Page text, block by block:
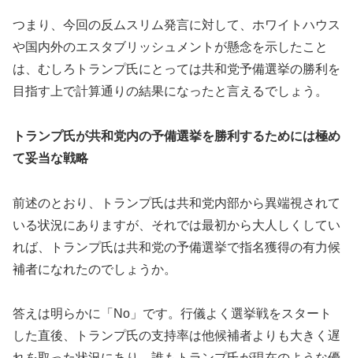
つまり、今回の反ムスリム発言に対して、ホワイトハウス
や国内外のエスタブリッシュメントが懸念を示したこと
は、むしろトランプ氏にとっては共和党予備選挙の勝利を
目指す上で計算通りの結果になったと言えるでしょう。
トランプ氏が共和党内の予備選挙を勝利するためには極め
て妥当な戦略
前述のとおり、トランプ氏は共和党内部から異端視されて
いる状況にありますが、それでは最初から大人しくしてい
れば、トランプ氏は共和党の予備選挙で指名獲得の有力候
補者になれたのでしょうか。
答えは明らかに「No」です。行儀よく選挙戦をスタート
した直後、トランプ氏の支持率は他候補者よりも大きく遅